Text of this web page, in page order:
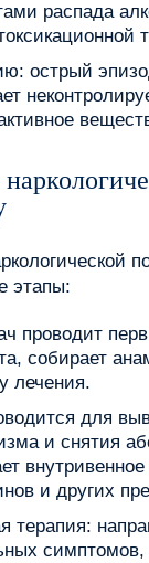
распада
острый
этапы:
проводит
собирает
лечения.
для
и снятия
и других
терапия:
симптомов,